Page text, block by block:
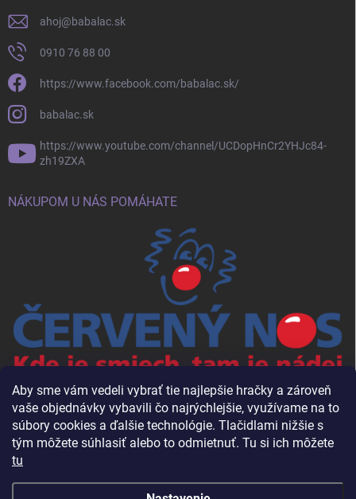
Aby sme vám vedeli vybrať tie najlepšie hračky a zároveň
vaše objednávky vybavili čo najrýchlejšie, využívame na to
súbory cookies a ďalšie technológie. Tlačidlami nižšie s
tým môžete súhlasiť alebo to odmietnuť. Tu si ich môžete
tu
ahoj@babalac.sk
0910 76 88 00
https://www.facebook.com/babalac.sk/
babalac.sk
https://www.youtube.com/channel/UCDopHnCr2YHJc84-
zh19ZXA
NÁKUPOM U NÁS POMÁHATE